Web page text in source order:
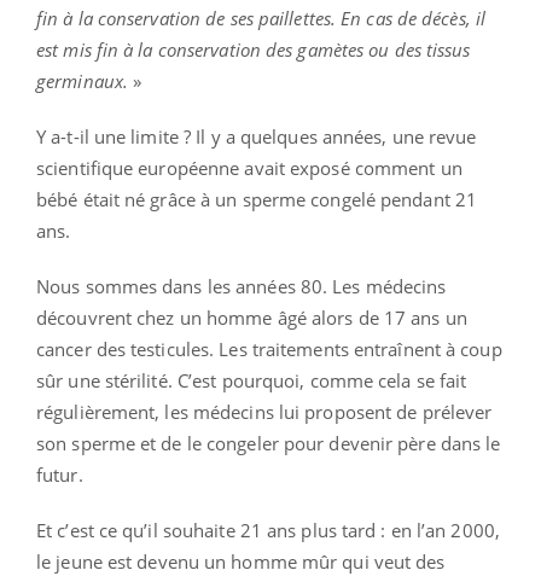
fin à la conservation de ses paillettes. En cas de décès, il
est mis fin à la conservation des gamètes ou des tissus
germinaux. »
Y a-t-il une limite ? Il y a quelques années, une revue
scientifique européenne avait exposé comment un
bébé était né grâce à un sperme congelé pendant 21
ans.
Nous sommes dans les années 80. Les médecins
découvrent chez un homme âgé alors de 17 ans un
cancer des testicules. Les traitements entraînent à coup
sûr une stérilité. C’est pourquoi, comme cela se fait
régulièrement, les médecins lui proposent de prélever
son sperme et de le congeler pour devenir père dans le
futur.
Et c’est ce qu’il souhaite 21 ans plus tard : en l’an 2000,
le jeune est devenu un homme mûr qui veut des